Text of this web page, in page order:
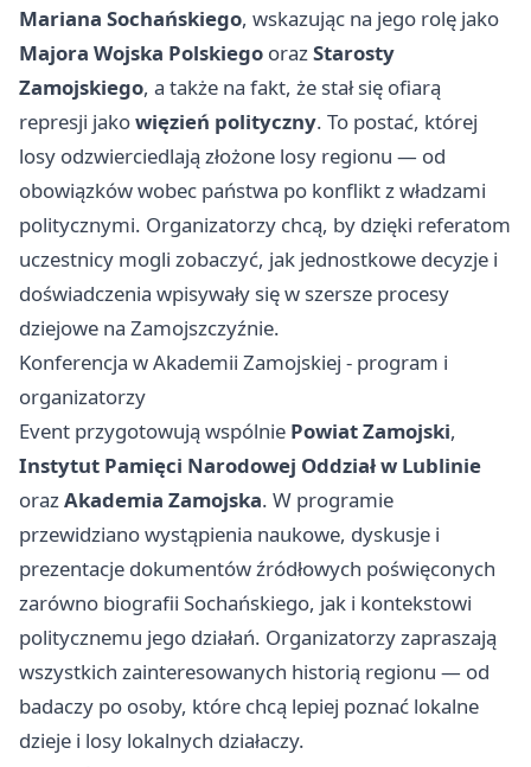
Mariana Sochańskiego, wskazując na jego rolę jako
Majora Wojska Polskiego orazStarosty
Zamojskiego, a także na fakt, że stał się ofiarą
represji jakowięzień polityczny. To postać, której
losy odzwierciedlają złożone losy regionu — od
obowiązków wobec państwa po konflikt z władzami
politycznymi. Organizatorzy chcą, by dzięki referatom
uczestnicy mogli zobaczyć, jak jednostkowe decyzje i
doświadczenia wpisywały się w szersze procesy
dziejowe na Zamojszczyźnie.
Konferencja w Akademii Zamojskiej - program i
organizatorzy
Event przygotowują wspólnie Powiat Zamojski,
Instytut Pamięci Narodowej Oddział w Lublinie
orazAkademia Zamojska. W programie
przewidziano wystąpienia naukowe, dyskusje i
prezentacje dokumentów źródłowych poświęconych
zarówno biografii Sochańskiego, jak i kontekstowi
politycznemu jego działań. Organizatorzy zapraszają
wszystkich zainteresowanych historią regionu — od
badaczy po osoby, które chcą lepiej poznać lokalne
dzieje i losy lokalnych działaczy.